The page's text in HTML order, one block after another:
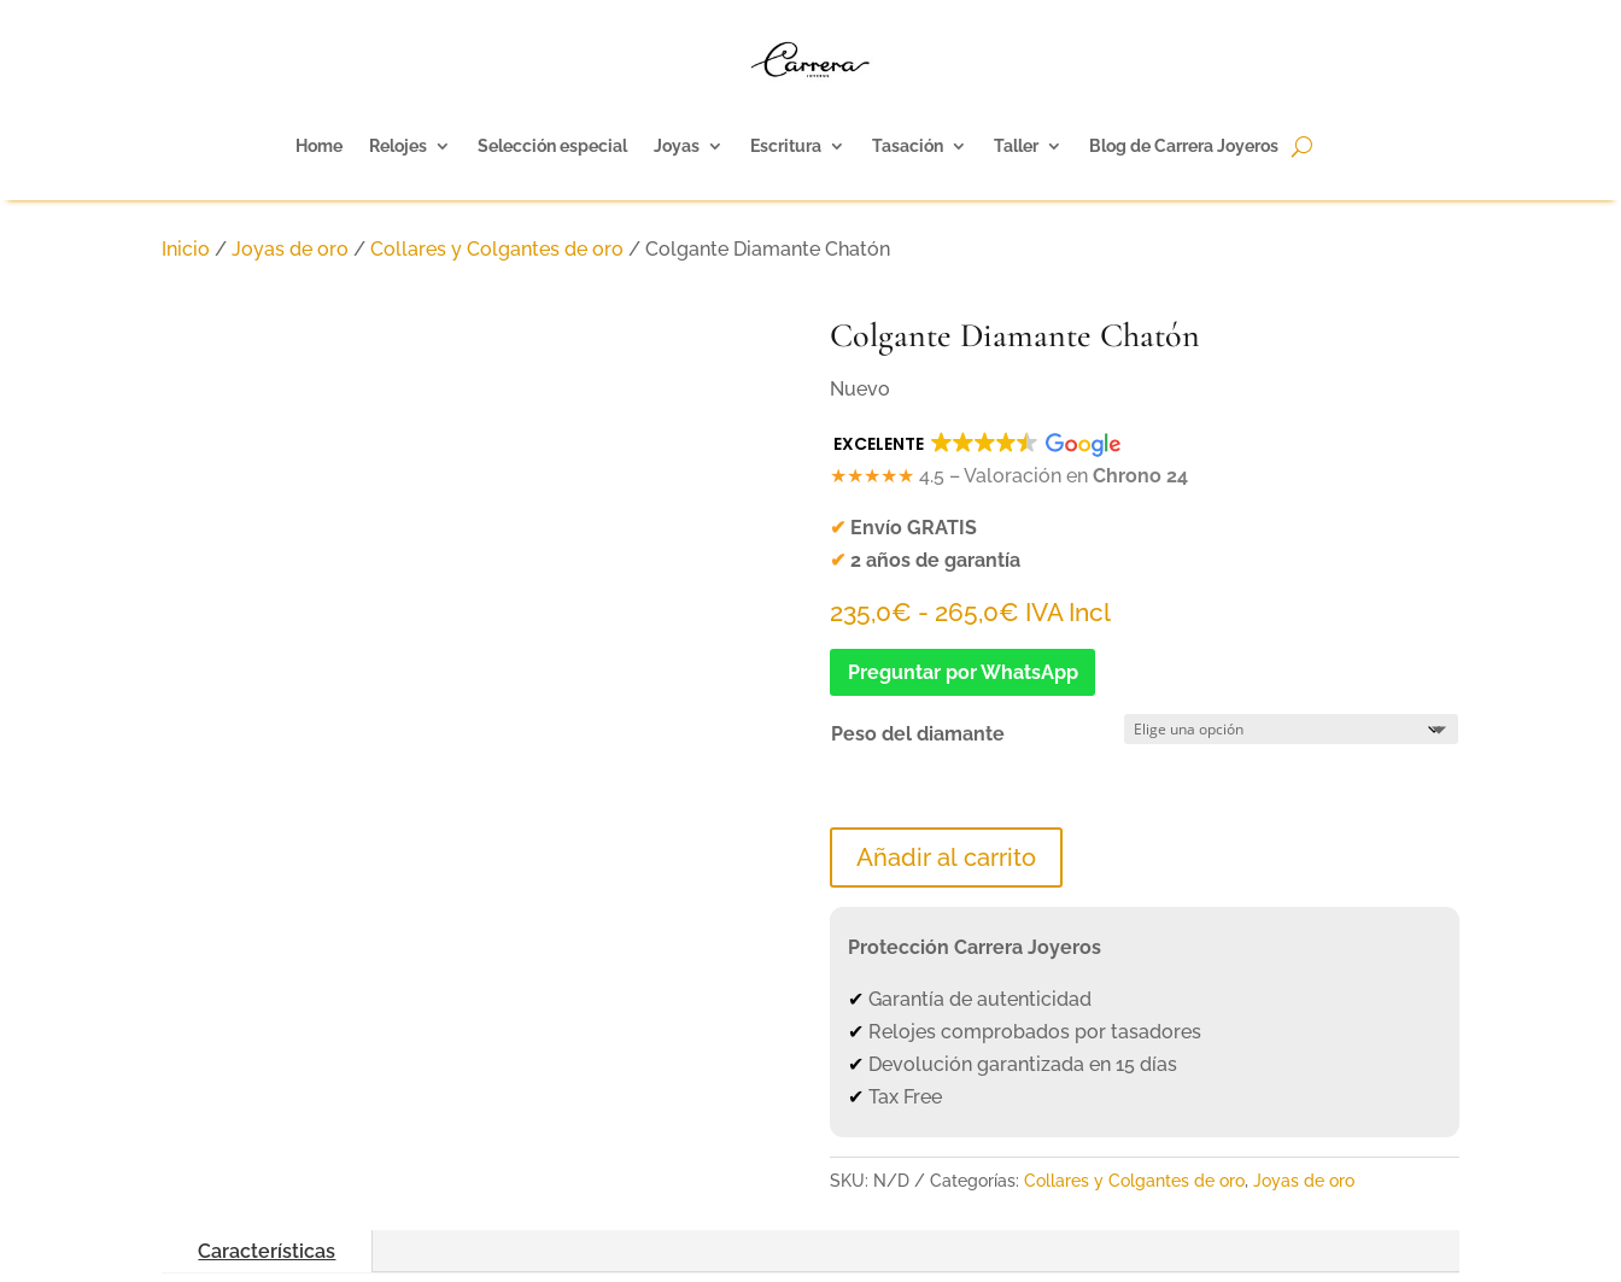
Home Relojes Selección especial Joyas Escritura Tasación Taller Blog de Carrera Joyeros
Inicio /Joyas de oro /Collares y Colgantes de oro / Colgante Diamante Chatón
Colgante Diamante Chatón
Nuevo
EXCELENTE
★★★★★ 4.5 – Valoración enChrono 24
✔ Envío GRATIS
✔2 años de garantía
235,0€ - 265,0€ Rango
de
precios:
IVA Incl
Preguntar por WhatsApp
Peso del diamante
Añadir al carrito
Protección Carrera Joyeros
✔Garantía de autenticidad
✔ Relojes comprobados por tasadores
✔ Devolución garantizada en 15 días
✔Tax Free
SKU: N/D Categorías:Collares y Colgantes de oro,Joyas de oro
Características